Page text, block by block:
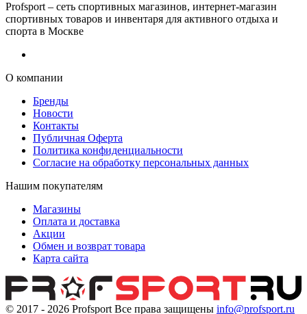
Profsport – сеть спортивных магазинов, интернет-магазин
спортивных товаров и инвентаря для активного отдыха и
спорта в Москве
О компании
Бренды
Новости
Контакты
Публичная Оферта
Политика конфиденциальности
Согласие на обработку персональных данных
Нашим покупателям
Магазины
Оплата и доставка
Акции
Обмен и возврат товара
Карта сайта
© 2017 - 2026 Profsport Все права защищены info@profsport.ru